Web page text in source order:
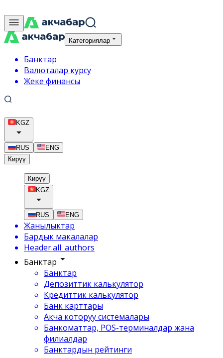
Категориялар
Банктар
Валюталар курсу
Жеке финансы
KGZ
RUS
ENG
Кирүү
Кирүү
KGZ
RUS ENG
Жанылыктар
Бардык макалалар
Header.all_authors
Банктар
Банктар
Депозиттик калькулятор
Кредиттик калькулятор
Банк карттары
Акча которуу системалары
Банкоматтар, POS-терминалдар жана
филиалдар
Банктардын рейтинги